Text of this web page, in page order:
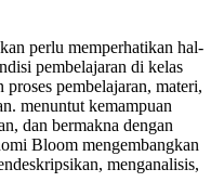
perlu memperhatikan hal-
pembelajaran di kelas
pembelajaran, materi,
menuntut kemampuan
dan bermakna dengan
Bloom mengembangkan
menganalisis,